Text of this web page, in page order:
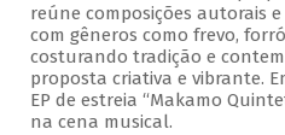
reúne composições autorais
com gêneros como frevo,
costurando tradição e
proposta criativa e vibrante.
EP de estreia “Makamo
na cena musical.